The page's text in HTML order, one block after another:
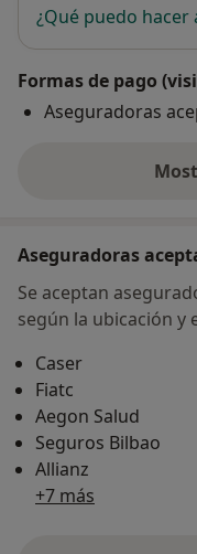
¿Qué puedo hacer
Formas de pago
Aseguradoras
Aseguradoras
Se aceptan
según la ubicación y
Caser
Fiatc
Aegon Salud
Seguros Bilbao
Allianz
+7 más